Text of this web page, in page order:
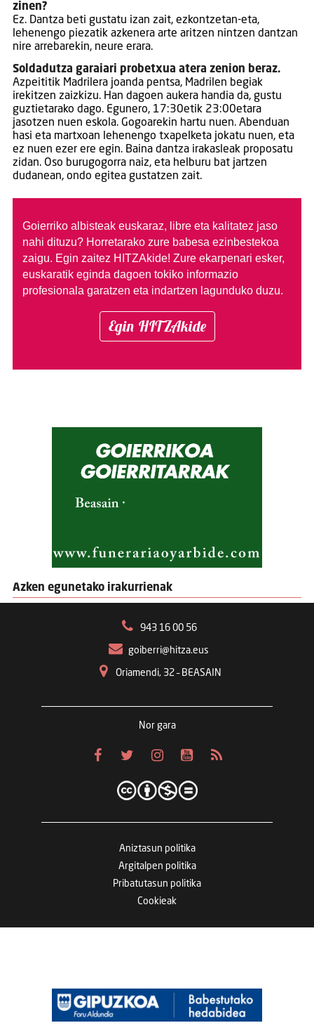
zinen?
Ez. Dantza beti gustatu izan zait, ezkontzetan-eta,
lehenengo piezatik azkenera arte aritzen nintzen dantzan
nire arrebarekin, neure erara.
Soldadutza garaiari probetxua atera zenion beraz.
Azpeititik Madrilera joanda pentsa, Madrilen begiak
irekitzen zaizkizu. Han dagoen aukera handia da, gustu
guztietarako dago. Egunero, 17:30etik 23:00etara
jasotzen nuen eskola. Gogoarekin hartu nuen. Abenduan
hasi eta martxoan lehenengo txapelketa jokatu nuen, eta
ez nuen ezer ere egin. Baina dantza irakasleak proposatu
zidan. Oso burugogorra naiz, eta helburu bat jartzen
dudanean, ondo egitea gustatzen zait.
Goierriko albisteak euskaraz, libre eta kalitatez jaso
nahi dituzu? Horretarako zure babesa ezinbestekoa
zaigu. Egin zaitez HITZAkide! Zure ekarpenari esker,
euskaratik eginda dagoen tokiko informazio
profesionala garatzen eta indartzen lagunduko duzu.
Egin HITZAkide
Azken egunetako irakurrienak
943 16 00 56
goiberri@hitza.eus
Oriamendi, 32 – BEASAIN
Nor gara
Aniztasun politika
Argitalpen politika
Pribatutasun politika
Cookieak